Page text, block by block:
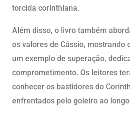
torcida corinthiana.
Além disso, o livro também
os valores de Cássio, mostrando
um exemplo de superação,
comprometimento. Os leitores
conhecer os bastidores do
enfrentados pelo goleiro ao